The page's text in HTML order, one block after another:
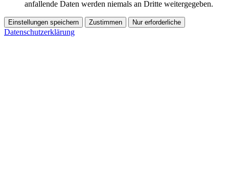
anfallende Daten werden niemals an Dritte weitergegeben.
Einstellungen speichern Zustimmen Nur erforderliche
Datenschutzerklärung